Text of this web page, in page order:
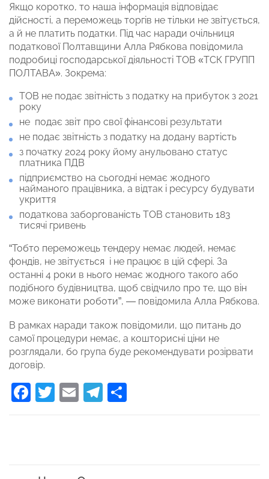
Якщо коротко, то наша інформація відповідає
дійсності, а переможець торгів не тільки не звітується,
а й не платить податки. Під час наради очільниця
податкової Полтавщини Алла Рябкова повідомила
подробиці господарської діяльності ТОВ «ТСК ГРУПП
ПОЛТАВА». Зокрема:
ТОВ не подає звітність з податку на прибуток з 2021
року
не подає звіт про свої фінансові результати
не подає звітність з податку на додану вартість
з початку 2024 року йому анульовано статус
платника ПДВ
підприємство на сьогодні немає жодного
найманого працівника, а відтак і ресурсу будувати
укриття
податкова заборгованість ТОВ становить 183
тисячі гривень
“Тобто переможець тендеру немає людей, немає
фондів, не звітується і не працює в цій сфері. За
останні 4 роки в нього немає жодного такого або
подібного будівництва, щоб свідчило про те, що він
може виконати роботи”, — повідомила Алла Рябкова.
В рамках наради також повідомили, що питань до
самої процедури немає, а кошторисні ціни не
розглядали, бо група буде рекомендувати розірвати
договір.
Facebook
Twitter
EmailTelegram